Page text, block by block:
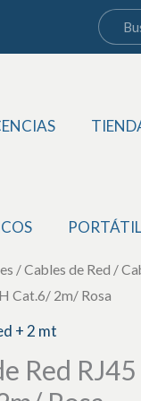
/Cables de Red /
Cat.6/ 2m/ Rosa
+ 2 mt
Red